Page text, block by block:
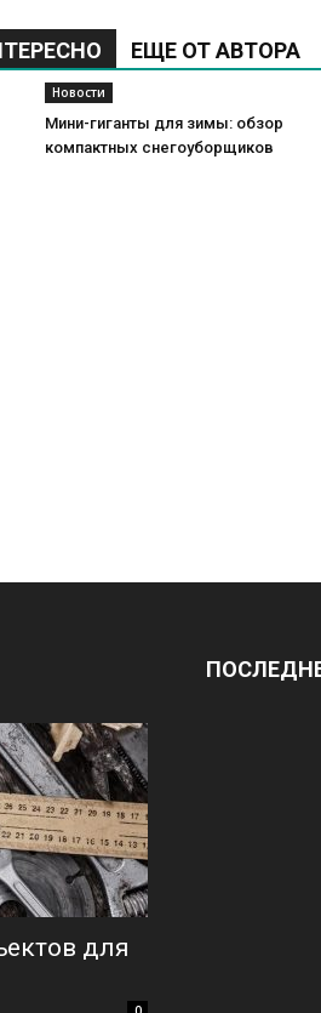
ЕЩЕ ОТ АВТОРА
Новости
Мини-гиганты для зимы: обзор
компактных снегоуборщиков
для